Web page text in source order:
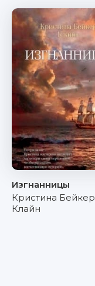
Изгнанницы
Кристина Бейкер
Клайн